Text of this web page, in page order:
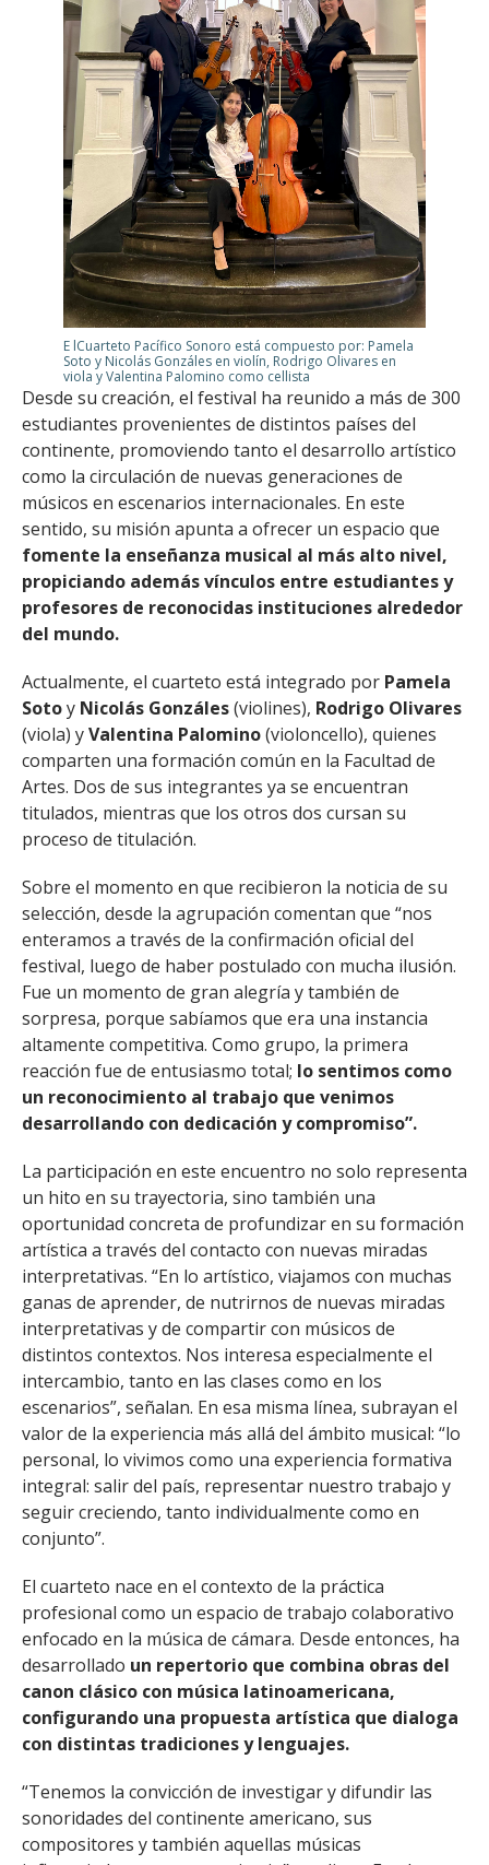
E lCuarteto Pacífico Sonoro está compuesto por: Pamela
Soto y Nicolás Gonzáles en violín, Rodrigo Olivares en
viola y Valentina Palomino como cellista
Desde su creación, el festival ha reunido a más de 300
estudiantes provenientes de distintos países del
continente, promoviendo tanto el desarrollo artístico
como la circulación de nuevas generaciones de
músicos en escenarios internacionales. En este
sentido, su misión apunta a ofrecer un espacio que
fomente la enseñanza musical al más alto nivel,
propiciando además vínculos entre estudiantes y
profesores de reconocidas instituciones alrededor
del mundo.
Actualmente, el cuarteto está integrado por Pamela
Sotoy Nicolás Gonzáles(violines), Rodrigo Olivares
(viola) yValentina Palomino(violoncello), quienes
comparten una formación común en la Facultad de
Artes. Dos de sus integrantes ya se encuentran
titulados, mientras que los otros dos cursan su
proceso de titulación.
Sobre el momento en que recibieron la noticia de su
selección, desde la agrupación comentan que “nos
enteramos a través de la confirmación oficial del
festival, luego de haber postulado con mucha ilusión.
Fue un momento de gran alegría y también de
sorpresa, porque sabíamos que era una instancia
altamente competitiva. Como grupo, la primera
reacción fue de entusiasmo total; lo sentimos como
un reconocimiento al trabajo que venimos
desarrollando con dedicación y compromiso”.
La participación en este encuentro no solo representa
un hito en su trayectoria, sino también una
oportunidad concreta de profundizar en su formación
artística a través del contacto con nuevas miradas
interpretativas. “En lo artístico, viajamos con muchas
ganas de aprender, de nutrirnos de nuevas miradas
interpretativas y de compartir con músicos de
distintos contextos. Nos interesa especialmente el
intercambio, tanto en las clases como en los
escenarios”, señalan. En esa misma línea, subrayan el
valor de la experiencia más allá del ámbito musical: “lo
personal, lo vivimos como una experiencia formativa
integral: salir del país, representar nuestro trabajo y
seguir creciendo, tanto individualmente como en
conjunto”.
El cuarteto nace en el contexto de la práctica
profesional como un espacio de trabajo colaborativo
enfocado en la música de cámara. Desde entonces, ha
desarrollado un repertorio que combina obras del
canon clásico con música latinoamericana,
configurando una propuesta artística que dialoga
con distintas tradiciones y lenguajes.
“Tenemos la convicción de investigar y difundir las
sonoridades del continente americano, sus
compositores y también aquellas músicas